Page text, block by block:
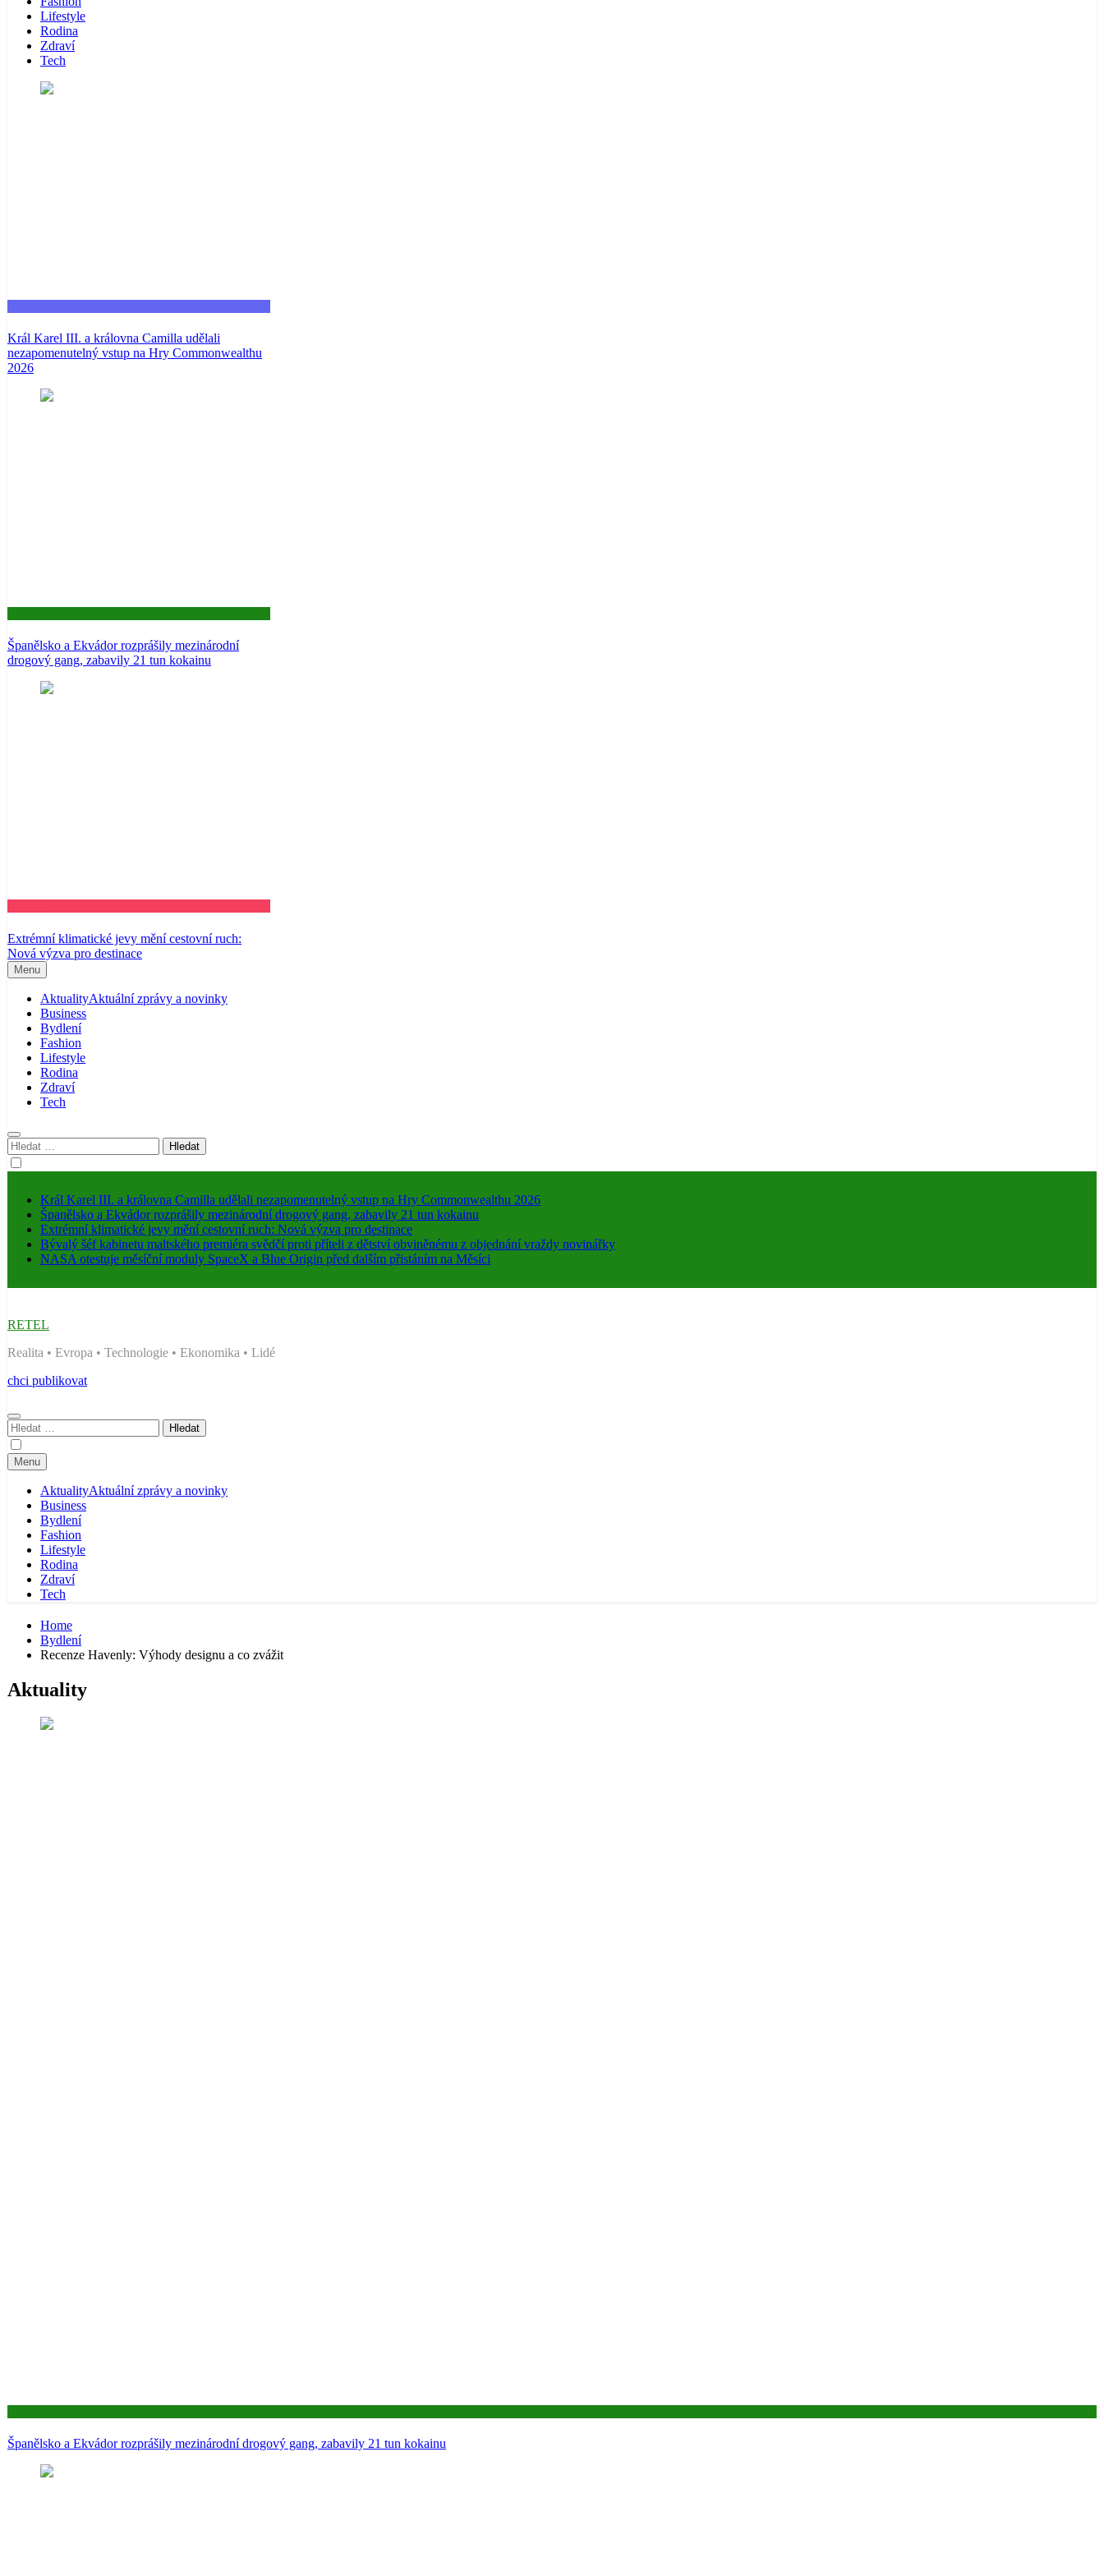
Lifestyle
Rodina
Zdraví
Tech
Král Karel III. a královna Camilla udělali
nezapomenutelný vstup na Hry Commonwealthu
2026
Španělsko a Ekvádor rozprášily mezinárodní
drogový gang, zabavily 21 tun kokainu
Extrémní klimatické jevy mění cestovní ruch:
Nová výzva pro destinace
Menu
AktualityAktuální zprávy a novinky
Business
Bydlení
Fashion
Lifestyle
Rodina
Zdraví
Tech
Vyhledávání
Král Karel III. a královna Camilla udělali nezapomenutelný vstup na Hry Commonwealthu 2026
Španělsko a Ekvádor rozprášily mezinárodní drogový gang, zabavily 21 tun kokainu
Extrémní klimatické jevy mění cestovní ruch: Nová výzva pro destinace
Bývalý šéf kabinetu maltského premiéra svědčí proti příteli z dětství obviněnému z objednání vraždy novinářky
NASA otestuje měsíční moduly SpaceX a Blue Origin před dalším přistáním na Měsíci
RETEL
Realita • Evropa • Technologie • Ekonomika • Lidé
chci publikovat
Vyhledávání
Menu
AktualityAktuální zprávy a novinky
Business
Bydlení
Fashion
Lifestyle
Rodina
Zdraví
Tech
Home
Bydlení
Recenze Havenly: Výhody designu a co zvážit
Aktuality
Španělsko a Ekvádor rozprášily mezinárodní drogový gang, zabavily 21 tun kokainu